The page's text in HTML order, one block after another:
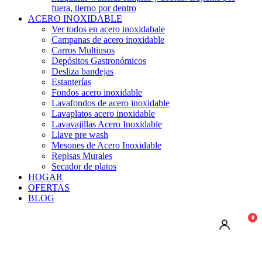
fuera, tierno por dentro
ACERO INOXIDABLE
Ver todos en acero inoxidabale
Campanas de acero inoxidable
Carros Multiusos
Depósitos Gastronómicos
Desliza bandejas
Estanterías
Fondos acero inoxidable
Lavafondos de acero inoxidable
Lavaplatos acero inoxidable
Lavavajillas Acero Inoxidable
Llave pre wash
Mesones de Acero Inoxidable
Repisas Murales
Secador de platos
HOGAR
OFERTAS
BLOG
0